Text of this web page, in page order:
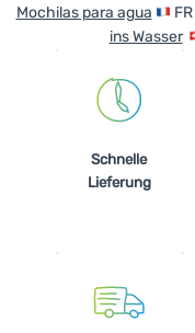
Mochilas para agua
FR
ins Wasser
Schnelle
Lieferung